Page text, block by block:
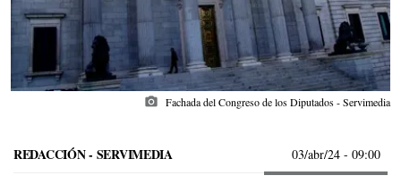
photo_camera Fachada del Congreso de los Diputados - Servimedia
REDACCIÓN - SERVIMEDIA 03/abr/24 - 09:00